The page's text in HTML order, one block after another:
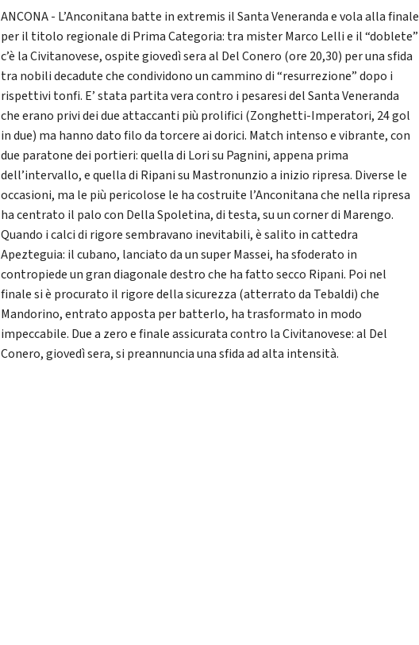
ANCONA - L’Anconitana batte in extremis il Santa Veneranda e vola alla finale
per il titolo regionale di Prima Categoria: tra mister Marco Lelli e il “doblete”
c’è la Civitanovese, ospite giovedì sera al Del Conero (ore 20,30) per una sfida
tra nobili decadute che condividono un cammino di “resurrezione” dopo i
rispettivi tonfi. E’ stata partita vera contro i pesaresi del Santa Veneranda
che erano privi dei due attaccanti più prolifici (Zonghetti-Imperatori, 24 gol
in due) ma hanno dato filo da torcere ai dorici. Match intenso e vibrante, con
due paratone dei portieri: quella di Lori su Pagnini, appena prima
dell’intervallo, e quella di Ripani su Mastronunzio a inizio ripresa. Diverse le
occasioni, ma le più pericolose le ha costruite l’Anconitana che nella ripresa
ha centrato il palo con Della Spoletina, di testa, su un corner di Marengo.
Quando i calci di rigore sembravano inevitabili, è salito in cattedra
Apezteguia: il cubano, lanciato da un super Massei, ha sfoderato in
contropiede un gran diagonale destro che ha fatto secco Ripani. Poi nel
finale si è procurato il rigore della sicurezza (atterrato da Tebaldi) che
Mandorino, entrato apposta per batterlo, ha trasformato in modo
impeccabile. Due a zero e finale assicurata contro la Civitanovese: al Del
Conero, giovedì sera, si preannuncia una sfida ad alta intensità.